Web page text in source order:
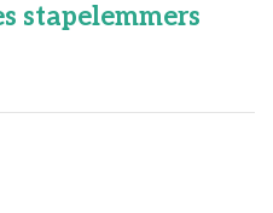
stapelemmers